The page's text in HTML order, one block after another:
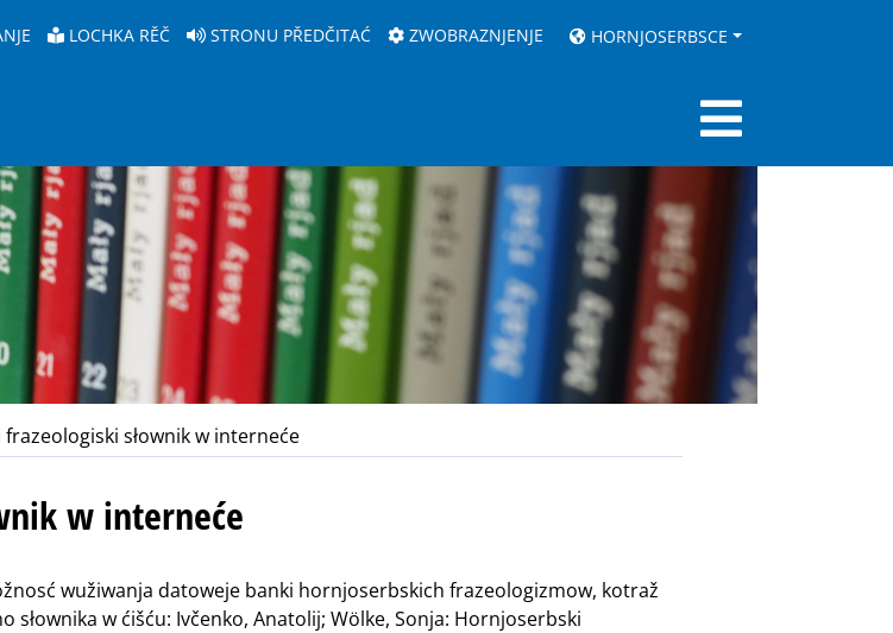
LOCHKA RĚČ STRONU PŘEDČITAĆ ZWOBRAZNJENJE HORNJOSERBSCE
słownik w interneće
w interneće
wužiwanja datoweje banki hornjoserbskich frazeologizmow, kotraž
słownika w ćišću: Ivčenko, Anatolij; Wölke, Sonja: Hornjoserbski